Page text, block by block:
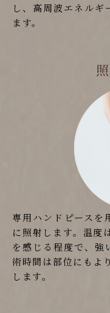
し、高周波エネルギ
ます。
専用ハンドピースを
に照射します。温
を感じる程度で、強
術時間は部位にもよ
します。